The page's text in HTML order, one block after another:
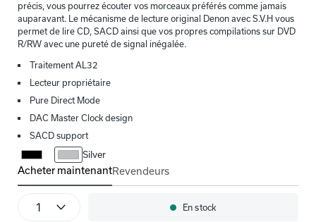
précis, vous pourrez écouter vos morceaux préférés comme jamais
auparavant. Le mécanisme de lecture original Denon avec S.V.H vous
permet de lire CD, SACD ainsi que vos propres compilations sur DVD
R/RW avec une pureté de signal inégalée.
Traitement AL32
Lecteur propriétaire
Pure Direct Mode
DAC Master Clock design
SACD support
Silver
Acheter maintenant
DCD-1700NE
Revendeurs
Disponibilité:
En stock